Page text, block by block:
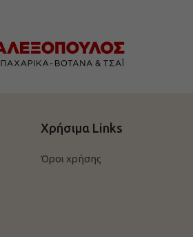
Χρήσιμα Links
Όροι χρήσης